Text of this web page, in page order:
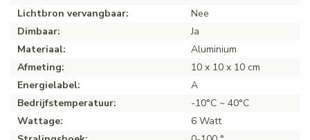
Lichtbron vervangbaar:
Nee
Dimbaar:
Ja
Materiaal:
Aluminium
Afmeting:
10 x 10 x 10 cm
Energielabel:
A
Bedrijfstemperatuur:
-10°C ~ 40°C
Wattage:
6 Watt